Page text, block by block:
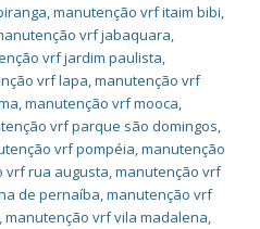
,manutenção vrf itaim bibi,
vrf jabaquara,
vrf jardim paulista,
vrf lapa,manutenção vrf
,manutenção vrf mooca,
vrf parque são domingos,
vrf pompéia,manutenção
vrf rua augusta,manutenção vrf
de pernaíba,manutenção vrf
,manutenção vrf vila madalena,